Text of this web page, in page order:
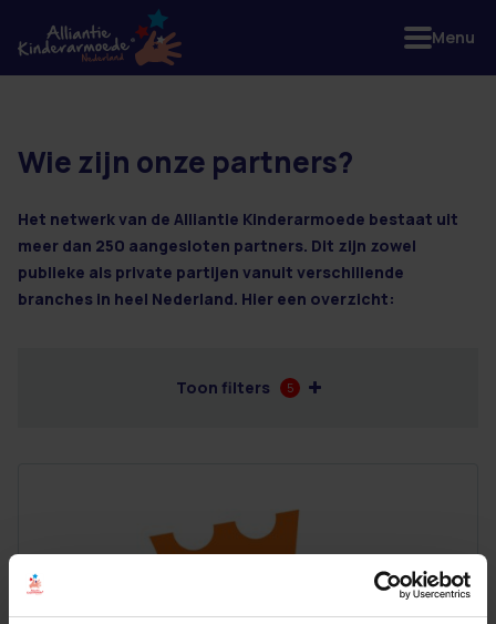
2 resultaten
Wie zijn onze partners?
Het netwerk van de Alliantie Kinderarmoede bestaat uit
meer dan 250 aangesloten partners. Dit zijn zowel
publieke als private partijen vanuit verschillende
branches in heel Nederland. Hier een overzicht:
Toon filters 5
Menu